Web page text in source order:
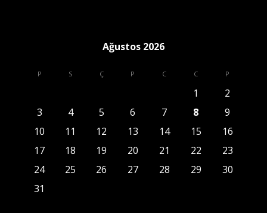
Ağustos 2026
P S Ç P C C P
1
2
3
4 5 6 7 8
9
10
11 12 13 14 15
16
17
18 19 20 21 22
23
24
25 26 27 28 29
30
31